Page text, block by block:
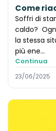
Come
Soffri di
caldo?
la stessa
più ene...
Continua
23/06/2025